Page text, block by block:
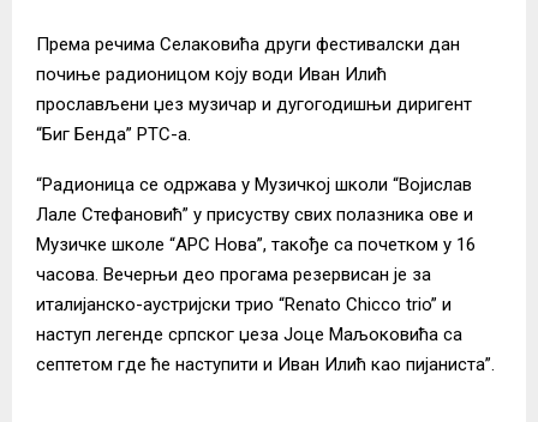
Према речима Селаковића други фестивалски дан
почиње радионицом коју води Иван Илић
прослављени џез музичар и дугогодишњи диригент
“Биг Бенда” РТС-а.
“Радионица се одржава у Музичкој школи “Војислав
Лале Стефановић” у присуству свих полазника ове и
Музичке школе “АРС Нова”, такође са почетком у 16
часова. Вечерњи део прогама резервисан је за
италијанско-аустријски трио “Renato Chicco trio” и
наступ легенде српског џеза Јоце Маљоковића са
септетом где ће наступити и Иван Илић као пијаниста”.